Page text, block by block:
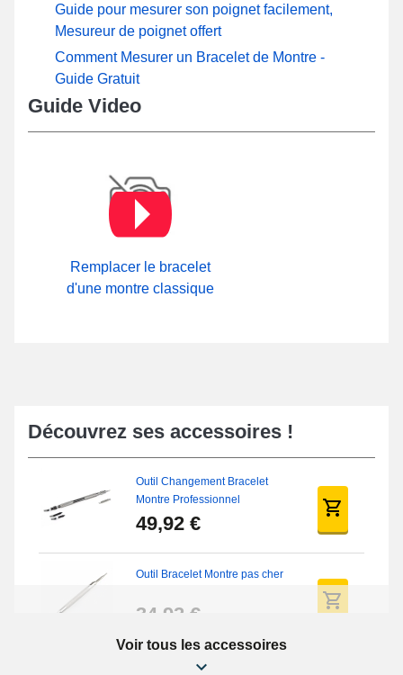
Guide pour mesurer son poignet facilement,
Mesureur de poignet offert
Comment Mesurer un Bracelet de Montre -
Guide Gratuit
Guide Video
Remplacer le bracelet
d'une montre classique
Découvrez ses accessoires !
Outil Changement Bracelet
Montre Professionnel
49,92 €
Outil Bracelet Montre pas cher
34,92 €
Kit Réparation Montre Débutant
Voir tous les accessoires